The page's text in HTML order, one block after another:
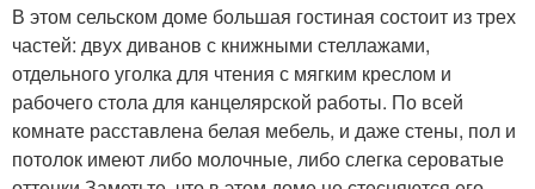
В этом сельском доме большая гостиная состоит из трех
частей: двух диванов с книжными стеллажами,
отдельного уголка для чтения с мягким креслом и
рабочего стола для канцелярской работы. По всей
комнате расставлена белая мебель, и даже стены, пол и
потолок имеют либо молочные, либо слегка сероватые